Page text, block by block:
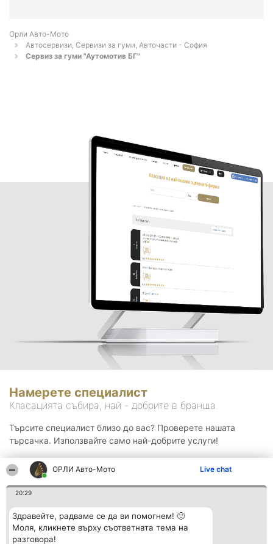
ОРЛИ Aвто-Mото Live chat
20:29
Здравейте, радваме се да ви помогнем! 🙂
Моля, кликнете върху съответната тема на
разговора!
Орли Aвто-Mото
Автосервизи, Сервизи за гуми, Авточасти - София
Сервиз за гуми "Аутомотив БГ"
Намерете специалист
Класацията събира, най - добрите в бранша.
Търсите специалист близо до вас? Проверете нашата
търсачка. Използвайте само най-добрите услуги!